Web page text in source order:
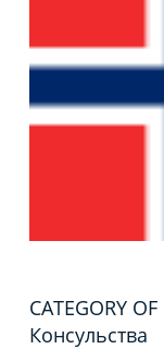
CATEGORY
Консульства